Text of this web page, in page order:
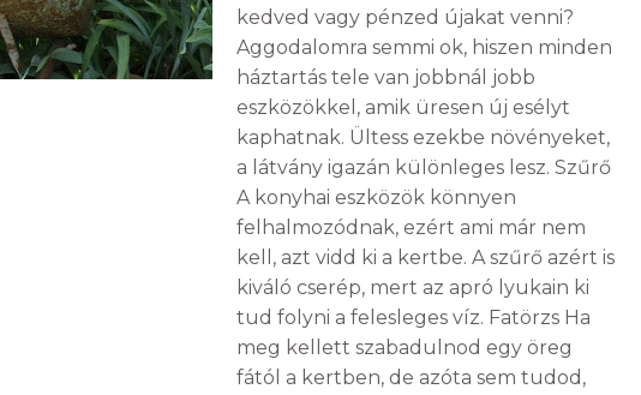
kedved vagy pénzed újakat venni?
Aggodalomra semmi ok, hiszen minden
háztartás tele van jobbnál jobb
eszközökkel, amik üresen új esélyt
kaphatnak. Ültess ezekbe növényeket,
a látvány igazán különleges lesz. Szűrő
A konyhai eszközök könnyen
felhalmozódnak, ezért ami már nem
kell, azt vidd ki a kertbe. A szűrő azért is
kiváló cserép, mert az apró lyukain ki
tud folyni a felesleges víz. Fatörzs Ha
meg kellett szabadulnod egy öreg
fától a kertben, de azóta sem tudod,